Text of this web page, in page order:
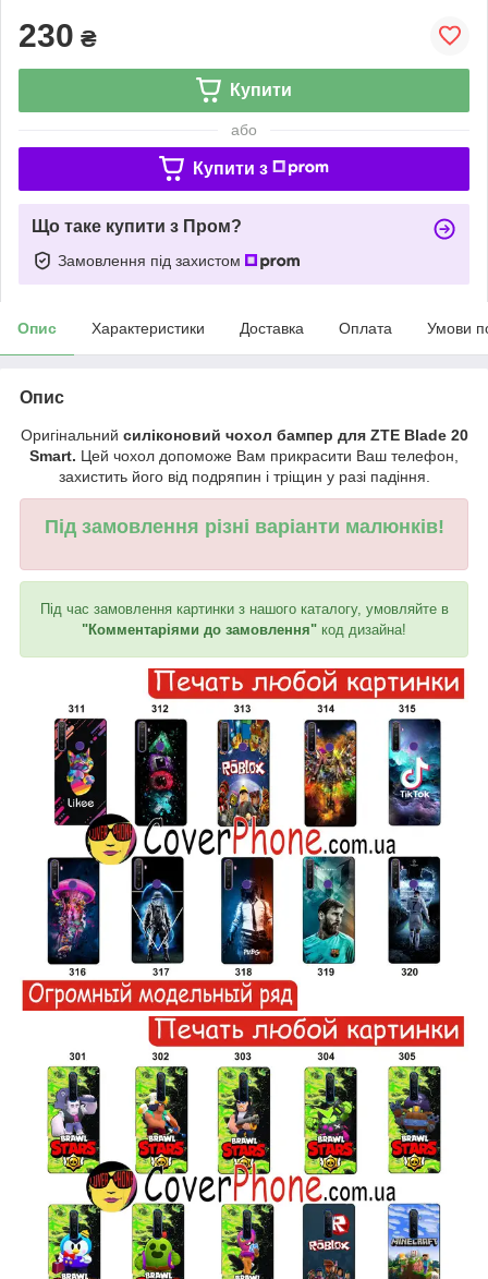
230 ₴
Купити
або
Купити з
Що таке купити з Пром?
Замовлення під захистом
Опис Характеристики Доставка Оплата Умови
Опис
Оригінальний силіконовий чохол бампер для ZTE Blade 20
Smart. Цей чохол допоможе Вам прикрасити Ваш телефон,
захистить його від подряпин і тріщин у разі падіння.
Під замовлення різні варіанти малюнків!
Під час замовлення картинки з нашого каталогу, умовляйте в
"Комментаріями до замовлення" код дизайна!